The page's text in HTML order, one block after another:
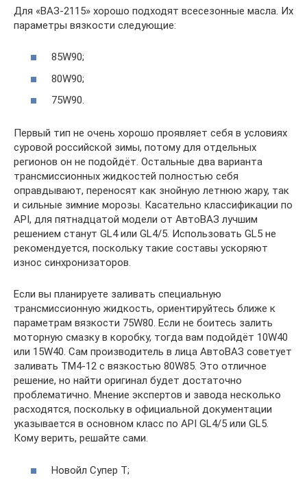
Для «ВАЗ-2115» хорошо подходят всесезонные масла. Их
параметры вязкости следующие:
85W90;
80W90;
75W90.
Первый тип не очень хорошо проявляет себя в условиях
суровой российской зимы, потому для отдельных
регионов он не подойдёт. Остальные два варианта
трансмиссионных жидкостей полностью себя
оправдывают, переносят как знойную летнюю жару, так
и сильные зимние морозы. Касательно классификации по
API, для пятнадцатой модели от АвтоВАЗ лучшим
решением станут GL4 или GL4/5. Использовать GL5 не
рекомендуется, поскольку такие составы ускоряют
износ синхронизаторов.
Если вы планируете заливать специальную
трансмиссионную жидкость, ориентируйтесь ближе к
параметрам вязкости 75W80. Если не боитесь залить
моторную смазку в коробку, тогда вам подойдёт 10W40
или 15W40. Сам производитель в лица АвтоВАЗ советует
заливать ТМ4-12 с вязкостью 80W85. Это отличное
решение, но найти оригинал будет достаточно
проблематично. Мнение экспертов и завода несколько
расходятся, поскольку в официальной документации
указывается в основном класс по API GL4/5 или GL5.
Кому верить, решайте сами.
Новойл Супер Т;